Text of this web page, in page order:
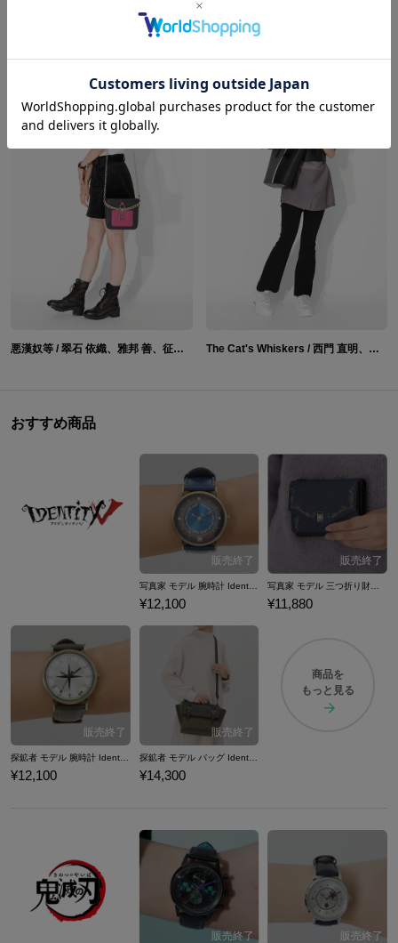
BAE / 朱雀野 アレン、燕 夏準、アン・フォークナー モデル バッグ&腕時計 Paradox Live
悪漢奴等 / 翠石 依織、雅邦 善、征木 北斎、伊藤 紗月、円山 玲央 モデル バッグ＆腕時計 Paradox Live The Cat's Whiskers / 西門 直明、神林 匋平、棗 リュウ、闇堂 四季 モデル バッグ＆腕時計 Paradox Live
おすすめ商品
写真家 モデル 腕時計 IdentityV 第五人格
¥12,100 ¥11,880
¥12,100
探鉱者 モデル バッグ IdentityV 第五人格
¥14,300
商品を
もっと見る